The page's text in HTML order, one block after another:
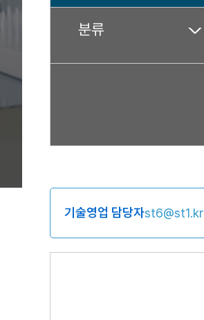
분류
기술영업 담당자st6@st1.kr